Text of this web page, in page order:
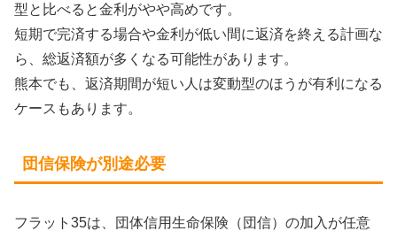
型と比べると金利がやや高めです。
短期で完済する場合や金利が低い間に返済を終える計画な
ら、総返済額が多くなる可能性があります。
熊本でも、返済期間が短い人は変動型のほうが有利になる
ケースもあります。
団信保険が別途必要
フラット35は、団体信用生命保険（団信）の加入が任意